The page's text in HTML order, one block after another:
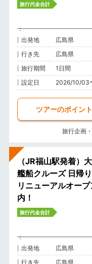
旅行代金合計
出発地
広島県
行き先
広島県
旅行期間
1日間
設定日
2026/10/03
ツアーのポイント
旅行企画
（JR福山駅発着）
艦船クルーズ 日帰
リニューアルオー
内！
旅行代金合計
出発地
広島県
行き先
広島県